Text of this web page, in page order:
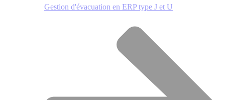
Gestion d'évacuation en ERP type J et U